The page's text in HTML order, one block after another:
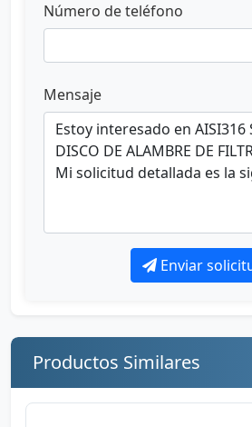
Número de teléfono
Mensaje
Enviar
Productos Similares